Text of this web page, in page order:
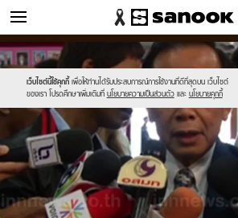
ข่าว
เว็บไซต์นี้ใช้คุกกี้ เพื่อให้ท่านได้รับประสบการณ์การใช้งานที่ดีที่สุดบน เว็บไซต์
ของเรา โปรดศึกษาเพิ่มเติมที่ นโยบายความเป็นส่วนตัว และ นโยบายคุกกี้
Sanook
//s.isanook.com/sr/0/images/logo-
new-
sanook.png
600
60
//s.isanook.com/ns/0/ud/372/1862214/644648-
01.jpg